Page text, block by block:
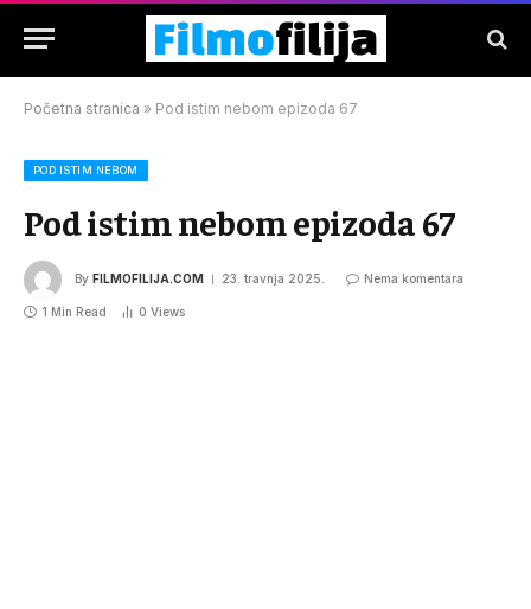
Početna stranica » Pod istim nebom epizoda 67
POD ISTIM NEBOM
Pod istim nebom epizoda 67
By FILMOFILIJA.COM 23. travnja 2025. Nema komentara
1 Min Read 0 Views